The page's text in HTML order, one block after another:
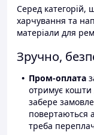
Серед категорій,
харчування та
матеріали для
Зручно,
Пром-оплата
отримує кошти
забере
повертаються
треба